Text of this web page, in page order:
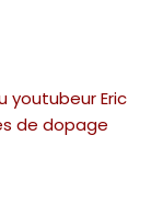
youtubeur Eric
de dopage